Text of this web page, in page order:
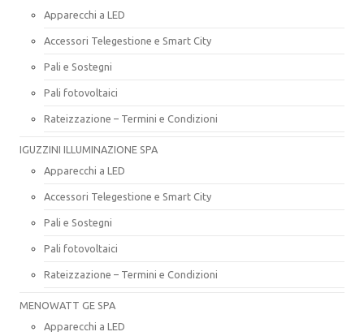
Apparecchi a LED
Accessori Telegestione e Smart City
Pali e Sostegni
Pali fotovoltaici
Rateizzazione – Termini e Condizioni
IGUZZINI ILLUMINAZIONE SPA
Apparecchi a LED
Accessori Telegestione e Smart City
Pali e Sostegni
Pali fotovoltaici
Rateizzazione – Termini e Condizioni
MENOWATT GE SPA
Apparecchi a LED